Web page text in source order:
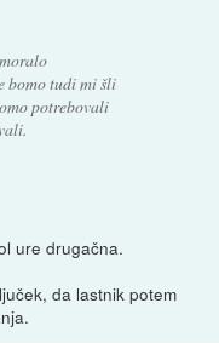
bomo tudi mi šli
potrebovali
ure drugačna.
da lastnik potem